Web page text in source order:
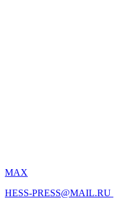
MAX
HESS-PRESS@MAIL.RU